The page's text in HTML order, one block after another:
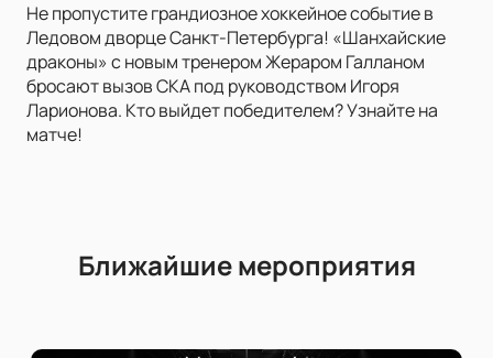
Не пропустите грандиозное хоккейное событие в
Ледовом дворце Санкт-Петербурга! «Шанхайские
драконы» с новым тренером Жераром Галланом
бросают вызов СКА под руководством Игоря
Ларионова. Кто выйдет победителем? Узнайте на
матче!
Ближайшие мероприятия